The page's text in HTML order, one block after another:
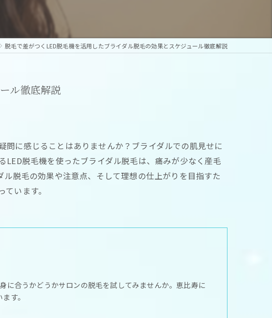
脱毛で差がつくLED脱毛機を活用したブライダル脱毛の効果とスケジュール徹底解説
ル徹底解説
に感じることはありませんか？ブライダルでの肌見せに
脱毛機を使ったブライダル脱毛は、痛みが少なく産毛
脱毛の効果や注意点、そして理想の仕上がりを目指すた
います。
に合うかどうかサロンの脱毛を試してみませんか。恵比寿に
す。